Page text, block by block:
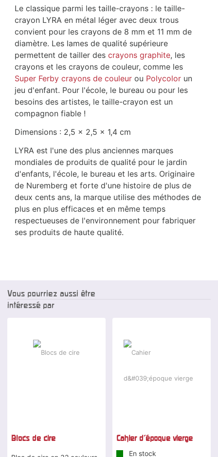
Le classique parmi les taille-crayons : le taille-
crayon LYRA en métal léger avec deux trous
convient pour les crayons de 8 mm et 11 mm de
diamètre. Les lames de qualité supérieure
permettent de tailler des crayons graphite, les
crayons et les crayons de couleur, comme les
Super Ferby crayons de couleur ou Polycolor un
jeu d'enfant. Pour l'école, le bureau ou pour les
besoins des artistes, le taille-crayon est un
compagnon fiable !
Dimensions : 2,5 x 2,5 x 1,4 cm
LYRA est l'une des plus anciennes marques
mondiales de produits de qualité pour le jardin
d'enfants, l'école, le bureau et les arts. Originaire
de Nuremberg et forte d'une histoire de plus de
deux cents ans, la marque utilise des méthodes de
plus en plus efficaces et en même temps
respectueuses de l'environnement pour fabriquer
ses produits de haute qualité.
Vous pourriez aussi être
intéressé par
Blocs de cire Cahier d'époque vierge
En stock